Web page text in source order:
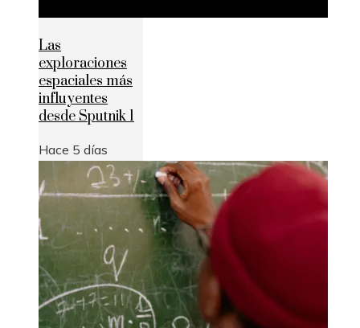
Las
exploraciones
espaciales más
influyentes
desde Sputnik 1
Hace 5 días